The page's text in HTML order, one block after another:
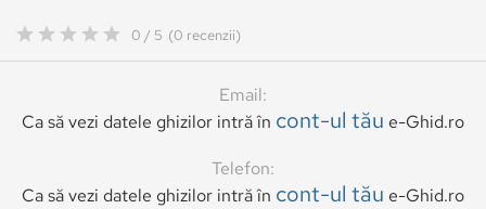
0 / 5 (0 recenzii)
Email:
Ca să vezi datele ghizilor intră în cont-ul tău e-Ghid.ro
Telefon:
Ca să vezi datele ghizilor intră în cont-ul tău e-Ghid.ro